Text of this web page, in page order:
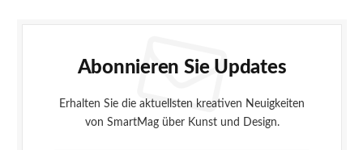
Abonnieren Sie Updates
Erhalten Sie die aktuellsten kreativen Neuigkeiten
von SmartMag über Kunst und Design.